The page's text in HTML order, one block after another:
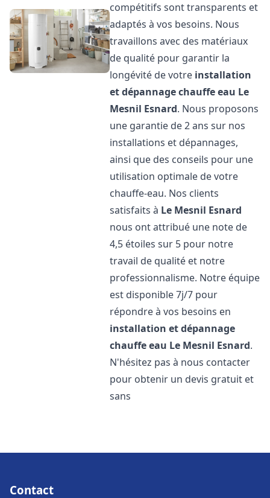
compétitifs sont transparents et
adaptés à vos besoins. Nous
travaillons avec des matériaux
de qualité pour garantir la
longévité de votre installation
et dépannage chauffe eau Le
Mesnil Esnard. Nous proposons
une garantie de 2 ans sur nos
installations et dépannages,
ainsi que des conseils pour une
utilisation optimale de votre
chauffe-eau. Nos clients
satisfaits à Le Mesnil Esnard
nous ont attribué une note de
4,5 étoiles sur 5 pour notre
travail de qualité et notre
professionnalisme. Notre équipe
est disponible 7j/7 pour
répondre à vos besoins en
installation et dépannage
chauffe eau Le Mesnil Esnard.
N'hésitez pas à nous contacter
pour obtenir un devis gratuit et
sans
Contact